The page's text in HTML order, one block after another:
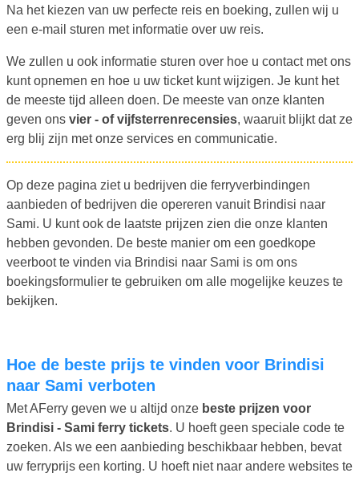
Na het kiezen van uw perfecte reis en boeking, zullen wij u
een e-mail sturen met informatie over uw reis.
We zullen u ook informatie sturen over hoe u contact met ons
kunt opnemen en hoe u uw ticket kunt wijzigen. Je kunt het
de meeste tijd alleen doen. De meeste van onze klanten
geven ons vier - of vijfsterrenrecensies, waaruit blijkt dat ze
erg blij zijn met onze services en communicatie.
Op deze pagina ziet u bedrijven die ferryverbindingen
aanbieden of bedrijven die opereren vanuit Brindisi naar
Sami. U kunt ook de laatste prijzen zien die onze klanten
hebben gevonden. De beste manier om een goedkope
veerboot te vinden via Brindisi naar Sami is om ons
boekingsformulier te gebruiken om alle mogelijke keuzes te
bekijken.
Hoe de beste prijs te vinden voor Brindisi
naar Sami verboten
Met AFerry geven we u altijd onze beste prijzen voor
Brindisi - Sami ferry tickets. U hoeft geen speciale code te
zoeken. Als we een aanbieding beschikbaar hebben, bevat
uw ferryprijs een korting. U hoeft niet naar andere websites te